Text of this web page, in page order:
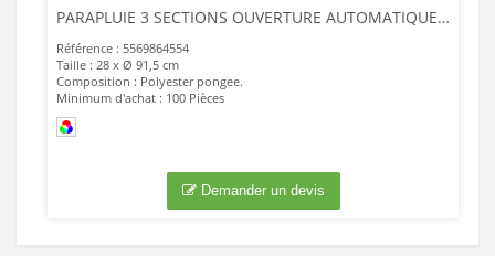
PARAPLUIE 3 SECTIONS OUVERTURE AUTOMATIQUE 21
Référence : 5569864554
Taille : 28 x Ø 91,5 cm
Composition : Polyester pongee.
Minimum d'achat : 100 Pièces
Demander un devis